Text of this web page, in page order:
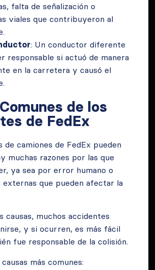
falta de señalización o
viales que contribuyeron al
: Un conductor diferente
responsable si actuó de manera
en la carretera y causó el
de los
de FedEx
de camiones de FedEx pueden
muchas razones por las que
ya sea por error humano o
que pueden afectar la
causas, muchos accidentes
y si ocurren, es más fácil
fue responsable de la colisión.
más comunes: